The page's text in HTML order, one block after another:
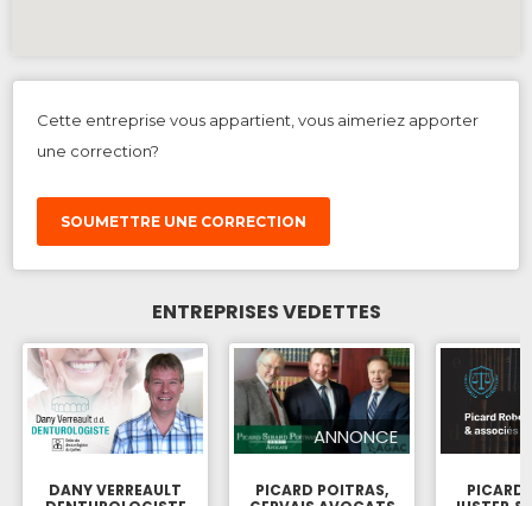
Cette entreprise vous appartient, vous aimeriez apporter
une correction?
SOUMETTRE UNE CORRECTION
ENTREPRISES VEDETTES
DANY VERREAULT
ANNONCE
PICARD POITRAS,
PICARD